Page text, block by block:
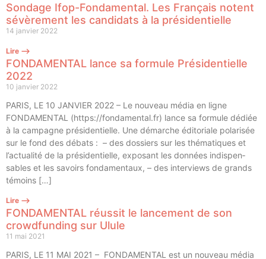
Sondage Ifop-Fondamental. Les Français notent
sévèrement les candidats à la présidentielle
14 janvier 2022
Lire ⟶
FONDAMENTAL lance sa formule Présidentielle
2022
10 janvier 2022
PARIS, LE 10 JANVIER 2022 – Le nou­veau média en ligne
FONDAMENTAL (https://fondamental.fr) lance sa for­mule dédiée
à la cam­pagne pré­si­den­tielle. Une démarche édi­to­riale pola­ri­sée
sur le fond des débats : – des dos­siers sur les thé­ma­tiques et
l’actualité de la pré­si­den­tielle, expo­sant les don­nées indis­pen­
sables et les savoirs fon­da­men­taux, – des inter­views de grands
témoins […]
Lire ⟶
FONDAMENTAL réussit le lancement de son
crowdfunding sur Ulule
11 mai 2021
PARIS, LE 11 MAI 2021 – FONDAMENTAL est un nou­veau média